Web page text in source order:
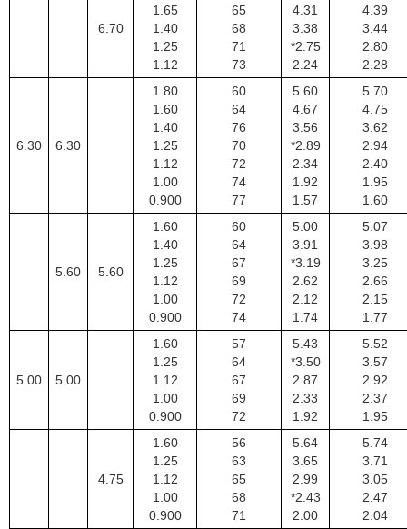
6.70
1.65
1.40
1.25
1.12
65
68
71
73
4.31
3.38
*2.75
2.24
4.39
3.44
2.80
2.28
6.30 6.30
1.80
1.60
1.40
1.25
1.12
1.00
0.900
60
64
76
70
72
74
77
5.60
4.67
3.56
*2.89
2.34
1.92
1.57
5.70
4.75
3.62
2.94
2.40
1.95
1.60
5.60 5.60
1.60
1.40
1.25
1.12
1.00
0.900
60
64
67
69
72
74
5.00
3.91
*3.19
2.62
2.12
1.74
5.07
3.98
3.25
2.66
2.15
1.77
5.00 5.00
1.60
1.25
1.12
1.00
0.900
57
64
67
69
72
5.43
*3.50
2.87
2.33
1.92
5.52
3.57
2.92
2.37
1.95
4.75
1.60
1.25
1.12
1.00
0.900
56
63
65
68
71
5.64
3.65
2.99
*2.43
2.00
5.74
3.71
3.05
2.47
2.04